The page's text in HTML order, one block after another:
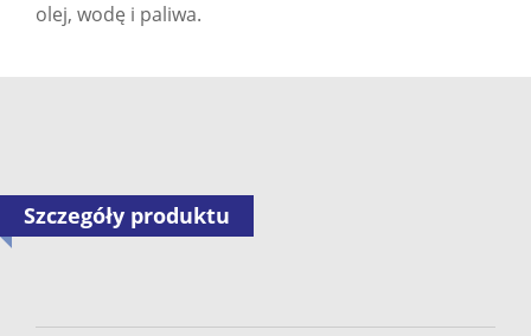
olej, wodę i paliwa.
Szczegóły produktu